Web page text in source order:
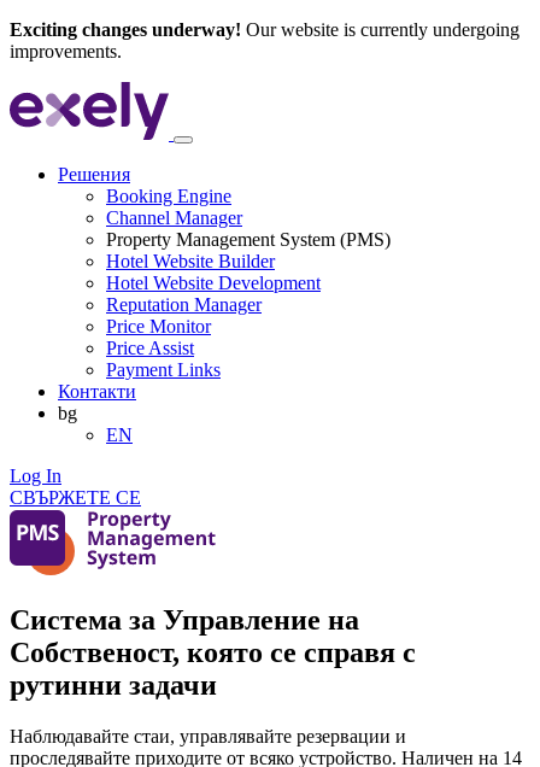
Exciting changes underway! Our website is currently undergoing
improvements.
Решения
Booking Engine
Channel Manager
Property Management System (PMS)
Hotel Website Builder
Hotel Website Development
Reputation Manager
Price Monitor
Price Assist
Payment Links
Контакти
bg
EN
Log In
СВЪРЖЕТЕ СЕ
Система за Управление на
Собственост, която се справя с
рутинни задачи
Наблюдавайте стаи, управлявайте резервации и
проследявайте приходите от всяко устройство. Наличен на 14